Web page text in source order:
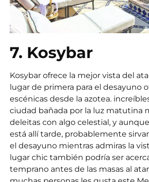
7. Kosybar
Kosybar ofrece la mejor vista del
lugar de primera para el desayuno
escénicas desde la azotea.
ciudad bañada por la luz matutina
deleitas con algo celestial, y
está allí tarde, probablemente
el desayuno mientras admiras la
lugar chic también podría ser
temprano antes de las masas al